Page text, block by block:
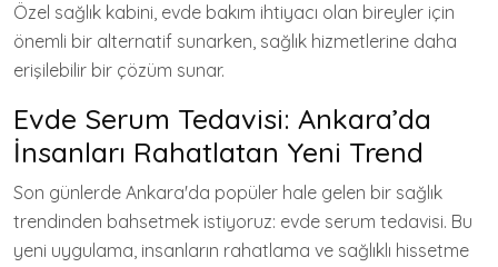
Özel sağlık kabini, evde bakım ihtiyacı olan bireyler için
önemli bir alternatif sunarken, sağlık hizmetlerine daha
erişilebilir bir çözüm sunar.
Evde Serum Tedavisi: Ankara’da
İnsanları Rahatlatan Yeni Trend
Son günlerde Ankara'da popüler hale gelen bir sağlık
trendinden bahsetmek istiyoruz: evde serum tedavisi. Bu
yeni uygulama, insanların rahatlama ve sağlıklı hissetme